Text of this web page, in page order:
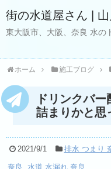
街の水道屋さん |
東大阪市、大阪、奈良 水の
ホーム 施工ブログ
ドリンクバ
詰まりかと
2021/9/1 排水 つまり
奈良 , 水道 水漏れ 奈良